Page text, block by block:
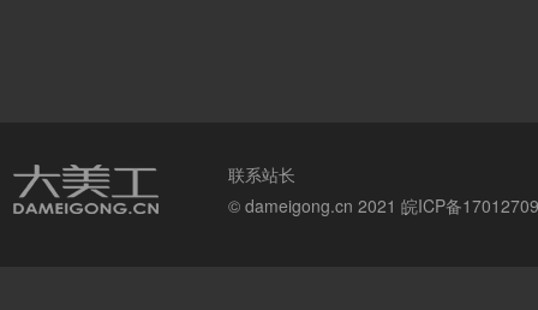
联系站长
© dameigong.cn 2021 皖ICP备